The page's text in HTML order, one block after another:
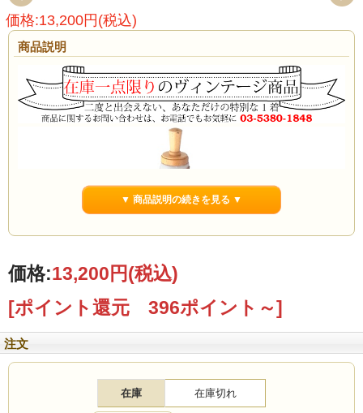
価格:13,200円(税込)
商品説明
▼ 商品説明の続きを見る ▼
価格:13,200円(税込)
[ポイント還元 396ポイント～]
注文
在庫 在庫切れ